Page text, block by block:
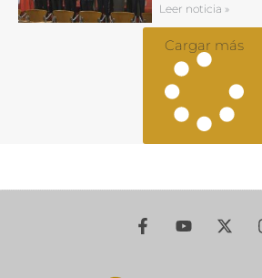
Leer noticia »
Cargar más